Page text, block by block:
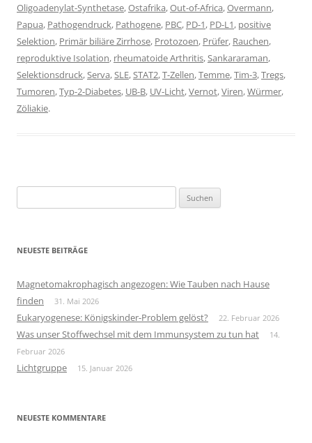
Oligoadenylat-Synthetase,Ostafrika,Out-of-Africa,Overmann,
Papua, Pathogendruck, Pathogene, PBC, PD-1, PD-L1, positive
Selektion, Primär biliäre Zirrhose, Protozoen, Prüfer, Rauchen,
reproduktive Isolation, rheumatoide Arthritis,Sankararaman,
Selektionsdruck,Serva,SLE,STAT2,T-Zellen,Temme,Tim-3,Tregs,
Tumoren,Typ-2-Diabetes, UB-B, UV-Licht,Vernot,Viren,Würmer,
Zöliakie.
nach:
NEUESTE BEITRÄGE
Magnetomakrophagisch angezogen: Wie Tauben nach Hause
finden
31. Mai 2026
Eukaryogenese: Königskinder-Problem gelöst? 22. Februar 2026
Was unser Stoffwechsel mit dem Immunsystem zu tun hat
14.
Februar 2026
Lichtgruppe 15. Januar 2026
NEUESTE KOMMENTARE